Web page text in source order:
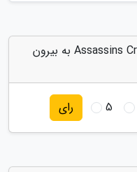
به "عکس های سر صحنه فیلم Assassins Creed به بیرون
5 رای